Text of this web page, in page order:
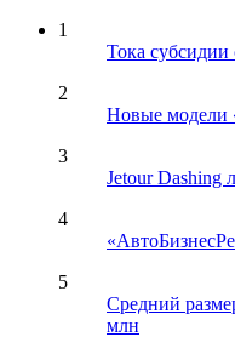
1
Тока
2
Новые модели
3
Jetour Dashing
4
5
Средний
млн